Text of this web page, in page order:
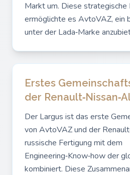
Markt um. Diese
ermöglichte es AvtoVAZ, ein
unter der Lada‑Marke
Erstes
der
Der Largus ist das erste
von AvtoVAZ und der
russische Fertigung mit dem
Engineering‑Know‑how der
kombiniert. Diese